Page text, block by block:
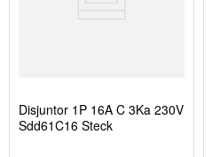
Disjuntor 1P 16A C 3Ka 230V
Sdd61C16 Steck